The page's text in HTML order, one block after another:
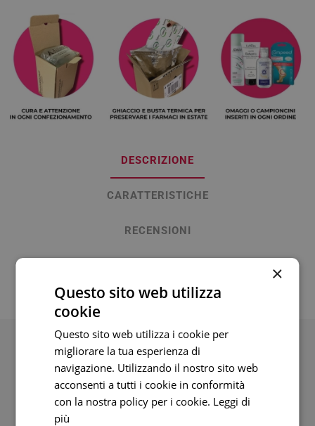
DESCRIZIONE
CARATTERISTICHE
RECENSIONI
SPEDIZIONE
Il cofanetto regalo contiene: una spazzola corpo, il Bagno
Corpo&Capelli 200ml, la Crema Corpo 150ml.
✨Il Bagno Corpo&Capelli 200ml è formulato con ingredienti
di origine naturale.
×
Questo sito web utilizza
cookie
Questo sito web utilizza i cookie per
migliorare la tua esperienza di
navigazione. Utilizzando il nostro sito web
acconsenti a tutti i cookie in conformità
con la nostra policy per i cookie. Leggi di
più